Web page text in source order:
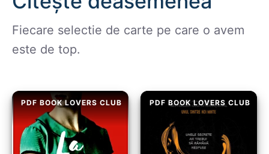
Fiecare selectie de carte pe care o avem
este de top.
PDF BOOK LOVERS CLUB PDF BOOK LOVERS CLUB